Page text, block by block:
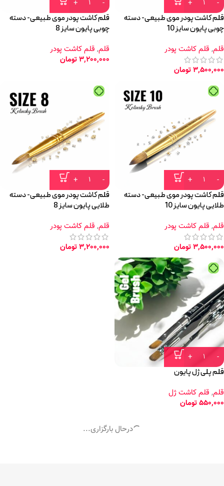
قلم کاشت پودر موی طبیعی- دسته
چوبی پایون سایز 10
قلم, قلم کاشت پودر
3,500,000تومان
قلم کاشت پودر موی طبیعی- دسته
چوبی پایون سایز 8
قلم, قلم کاشت پودر
3,200,000تومان
قلم کاشت پودر موی طبیعی- دسته
طلایی پایون سایز 10
قلم, قلم کاشت پودر
3,500,000تومان
قلم کاشت پودر موی طبیعی- دسته
طلایی پایون سایز 8
قلم, قلم کاشت پودر
3,200,000تومان
قلم پلی ژل پایون
قلم, قلم کاشت ژل
550,000تومان
درحال بارگزاری...